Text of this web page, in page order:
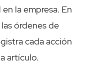
la empresa. En
órdenes de
cada acción
artículo.